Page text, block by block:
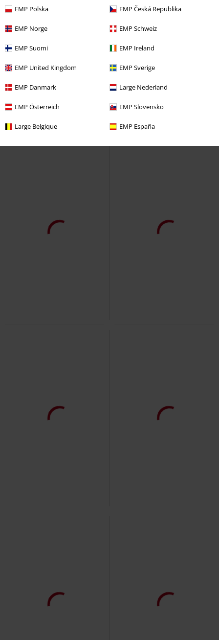
EMP Polska EMP Česká Republika
EMP Norge EMP Schweiz
EMP Suomi EMP Ireland
EMP United Kingdom EMP Sverige
EMP Danmark Large Nederland
EMP Österreich EMP Slovensko
Large Belgique EMP España